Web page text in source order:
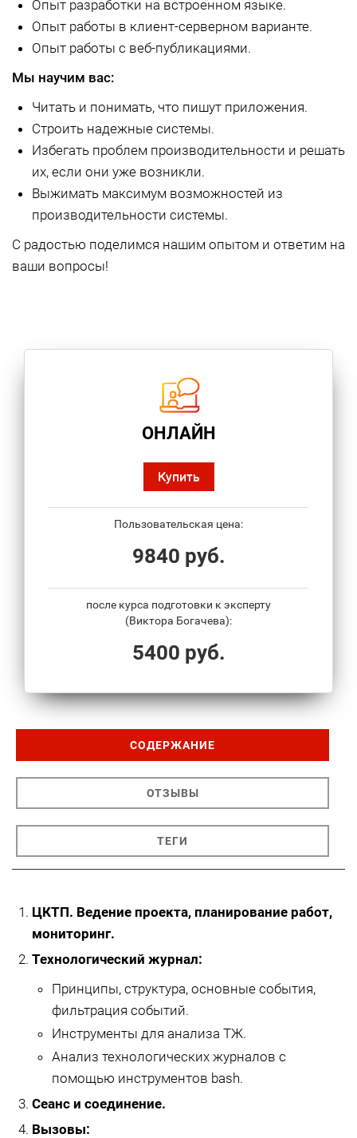
Опыт разработки на встроенном языке.
Опыт работы в клиент-серверном варианте.
Опыт работы с веб-публикациями.
Мы научим вас:
Читать и понимать, что пишут приложения.
Строить надежные системы.
Избегать проблем производительности и решать
их, если они уже возникли.
Выжимать максимум возможностей из
производительности системы.
С радостью поделимся нашим опытом и ответим на
ваши вопросы!
ОНЛАЙН
Купить
Пользовательская цена:
9840 руб.
после курса подготовки к эксперту
(Виктора Богачева):
5400 руб.
СОДЕРЖАНИЕ
ОТЗЫВЫ
ТЕГИ
ЦКТП. Ведение проекта, планирование работ,
мониторинг.
Технологический журнал:
Принципы, структура, основные события,
фильтрация событий.
Инструменты для анализа ТЖ.
Анализ технологических журналов с
помощью инструментов bash.
Сеанс и соединение.
Вызовы: